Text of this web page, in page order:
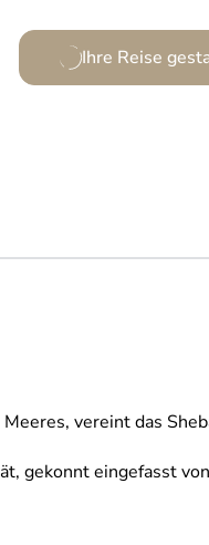
Ihre Reise
vereint das
gekonnt eingefasst